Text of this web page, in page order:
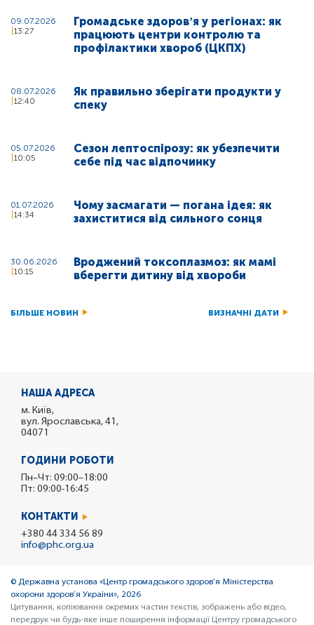
09.07.2026
13:27
Громадське здоровʼя у регіонах: як
працюють центри контролю та
профілактики хвороб (ЦКПХ)
08.07.2026
12:40
Як правильно зберігати продукти у
спеку
05.07.2026
10:05
Сезон лептоспірозу: як убезпечити
себе під час відпочинку
01.07.2026
14:34
Чому засмагати — погана ідея: як
захиститися від сильного сонця
30.06.2026
10:15
Вроджений токсоплазмоз: як мамі
вберегти дитину від хвороби
БІЛЬШЕ НОВИН ВИЗНАЧНІ ДАТИ
НАША АДРЕСА
м. Київ,
вул. Ярославська, 41,
04071
ГОДИНИ РОБОТИ
Пн–Чт: 09:00–18:00
Пт: 09:00-16:45
КОНТАКТИ
+380 44 334 56 89
info@phc.org.ua
© Державна установа «Центр громадського здоров’я Міністерства
охорони здоров’я України», 2026
Цитування, копіювання окремих частин текстів, зображень або відео,
передрук чи будь-яке інше поширення інформації Центру громадського